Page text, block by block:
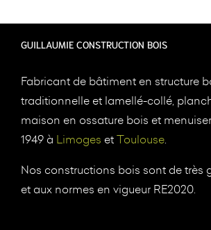
GUILLAUMIE CONSTRUCTION BOIS
Fabricant de bâtiment en structure
traditionnelle et lamellé-collé,
maison en ossature bois et
1949 à Limoges etToulouse.
Nos constructions bois sont de très
et aux normes en vigueur RE2020.